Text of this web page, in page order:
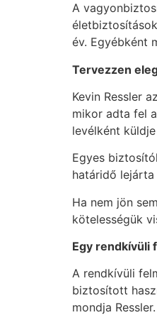
A
év. Egyébként
Tervezzen
Kevin Ressler
mikor adta fel
levélként
Egyes
határidő lejárta
Ha nem jön
kötelességük
Egy rendkívüli
A rendkívüli
biztosított
mondja Ressler.